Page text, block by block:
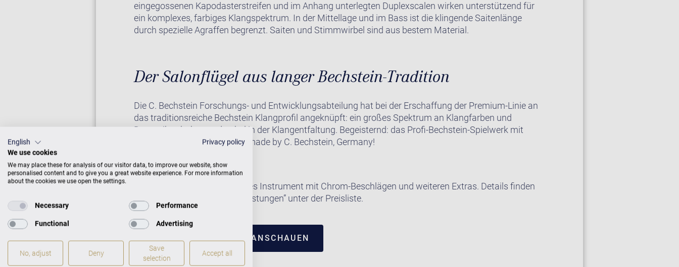
eingegossenen Kapodasterstreifen und im Anhang unterlegten Duplexscalen wirken unterstützend für
ein komplexes, farbiges Klangspektrum. In der Mittellage und im Bass ist die klingende Saitenlänge
durch spezielle Agraffen begrenzt. Saiten und Stimmwirbel sind aus bestem Material.
Der Salonflügel aus langer Bechstein-Tradition
Die C. Bechstein Forschungs- und Entwicklungsabteilung hat bei der Erschaffung der Premium-Linie an
das traditionsreiche Bechstein Klangprofil angeknüpft: ein großes Spektrum an Klangfarben und
Dynamik, erhaben und nobel in der Klangentfaltung. Begeisternd: das Profi-Bechstein-Spielwerk mit
speziellen Hammerköpfen – made by C. Bechstein, Germany!
Auf Wunsch erhalten Sie dieses Instrument mit Chrom-Beschlägen und weiteren Extras. Details finden
Sie weiter unten bei “Zusatzleistungen” unter der Preisliste.
FLÜGEL IM CENTRUM ANSCHAUEN
English
Privacy policy
We use cookies
We may place these for analysis of our visitor data, to improve our website, show
personalised content and to give you a great website experience. For more information
about the cookies we use open the settings.
Necessary Performance
Functional Advertising
No, adjust Deny
Save
selection
Accept all